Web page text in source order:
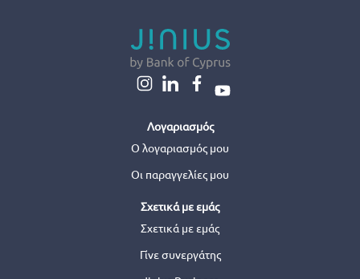
Λογαριασμός
Ο λογαριασμός μου
Οι παραγγελίες μου
Σχετικά με εμάς
Σχετικά με εμάς
Γίνε συνεργάτης